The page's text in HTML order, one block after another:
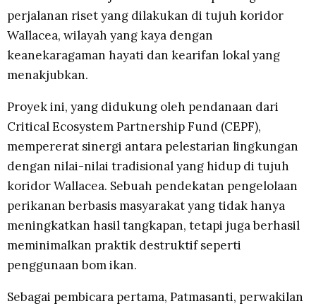
perjalanan riset yang dilakukan di tujuh koridor
Wallacea, wilayah yang kaya dengan
keanekaragaman hayati dan kearifan lokal yang
menakjubkan.
Proyek ini, yang didukung oleh pendanaan dari
Critical Ecosystem Partnership Fund (CEPF),
mempererat sinergi antara pelestarian lingkungan
dengan nilai-nilai tradisional yang hidup di tujuh
koridor Wallacea. Sebuah pendekatan pengelolaan
perikanan berbasis masyarakat yang tidak hanya
meningkatkan hasil tangkapan, tetapi juga berhasil
meminimalkan praktik destruktif seperti
penggunaan bom ikan.
Sebagai pembicara pertama, Patmasanti, perwakilan